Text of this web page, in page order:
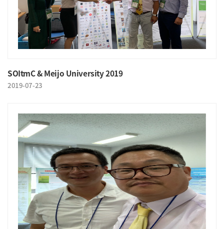
SOItmC & Meijo University 2019
2019-07-23